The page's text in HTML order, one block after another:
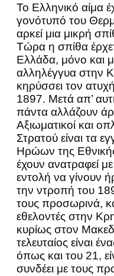
Το Ελληνικό αίμα
γονότυπό του
αρκεί μια μικρή
Τώρα η σπίθα
Ελλάδα, μόνο και
αλληλέγγυα στην
κηρύσσει τον
1897. Μετά απ’
πάντα αλλάζουν
Αξιωματικοί και
Στρατού είναι τα
Ηρώων της
έχουν ανατραφεί
εντολή να γίνουν
την ντροπή του
τους προσωρινά,
εθελοντές στην
κυρίως στον
τελευταίος είναι
όπως και του 21,
συνδέει με τους